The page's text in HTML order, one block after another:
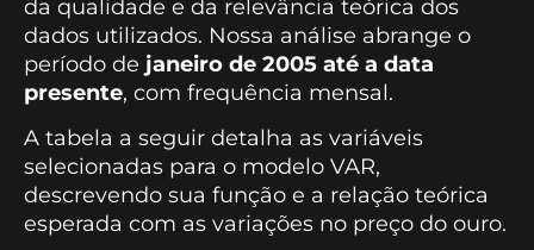
da qualidade e da relevância teórica dos
dados utilizados. Nossa análise abrange o
período de janeiro de 2005 até a data
presente, com frequência mensal.
A tabela a seguir detalha as variáveis
selecionadas para o modelo VAR,
descrevendo sua função e a relação teórica
esperada com as variações no preço do ouro.